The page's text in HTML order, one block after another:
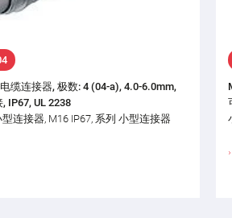
缆连接器, 极数: 4 (04-a), 4.0-6.0mm,
IP67, UL 2238
连接器, M16 IP67, 系列 小型连接器